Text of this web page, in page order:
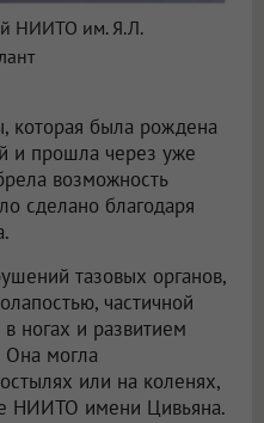
НИИТО им. Я.Л.
которая была рождена
и прошла через уже
возможность
сделано благодаря
тазовых органов,
частичной
ногах и развитием
Она могла
или на коленях,
НИИТО имени Цивьяна.